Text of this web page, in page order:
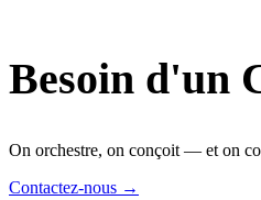
Besoin d'un
On orchestre, on conçoit — et on
Contactez-nous →